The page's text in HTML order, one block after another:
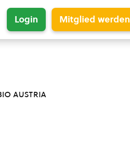
Login Mitglied werden
austria